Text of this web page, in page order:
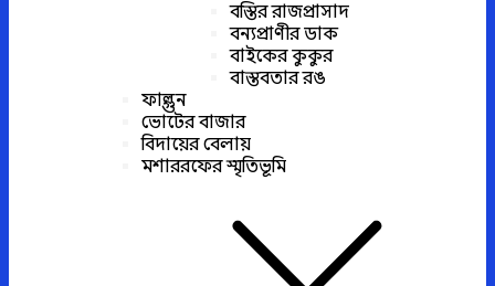
বস্তির রাজপ্রাসাদ
বন্যপ্রাণীর ডাক
বাইকের কুকুর
বাস্তবতার রঙ
ফাল্গুন
ভোটের বাজার
বিদায়ের বেলায়
মশাররফের স্মৃতিভূমি